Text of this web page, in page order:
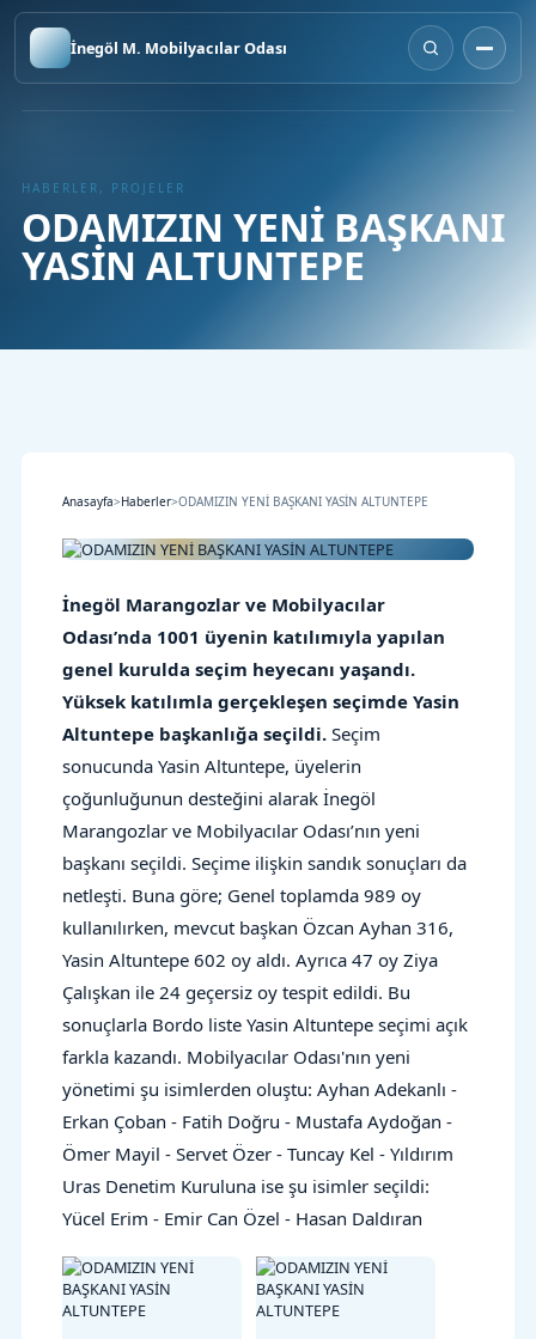
İnegöl M. Mobilyacılar Odası
HABERLER, PROJELER
ODAMIZIN YENİ BAŞKANI
YASİN ALTUNTEPE
Anasayfa>Haberler>ODAMIZIN YENİ BAŞKANI YASİN ALTUNTEPE
İnegöl Marangozlar ve Mobilyacılar
Odası’nda 1001 üyenin katılımıyla yapılan
genel kurulda seçim heyecanı yaşandı.
Yüksek katılımla gerçekleşen seçimde Yasin
Altuntepe başkanlığa seçildi. Seçim
sonucunda Yasin Altuntepe, üyelerin
çoğunluğunun desteğini alarak İnegöl
Marangozlar ve Mobilyacılar Odası’nın yeni
başkanı seçildi. Seçime ilişkin sandık sonuçları da
netleşti. Buna göre; Genel toplamda 989 oy
kullanılırken, mevcut başkan Özcan Ayhan 316,
Yasin Altuntepe 602 oy aldı. Ayrıca 47 oy Ziya
Çalışkan ile 24 geçersiz oy tespit edildi. Bu
sonuçlarla Bordo liste Yasin Altuntepe seçimi açık
farkla kazandı. Mobilyacılar Odası'nın yeni
yönetimi şu isimlerden oluştu: Ayhan Adekanlı -
Erkan Çoban - Fatih Doğru - Mustafa Aydoğan -
Ömer Mayil - Servet Özer - Tuncay Kel - Yıldırım
Uras Denetim Kuruluna ise şu isimler seçildi:
Yücel Erim - Emir Can Özel - Hasan Daldıran